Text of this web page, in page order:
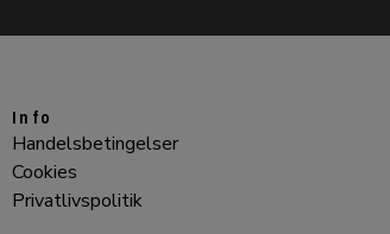
Info
Handelsbetingelser
Cookies
Privatlivspolitik